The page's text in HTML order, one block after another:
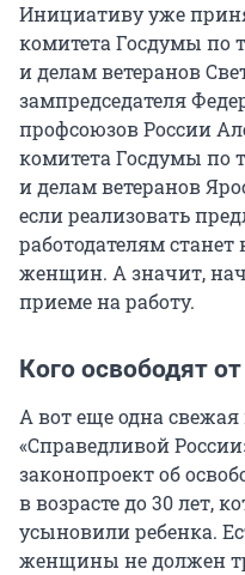
Инициативу уже
комитета Госдумы по
и делам ветеранов
зампредседателя
профсоюзов России
комитета Госдумы по
и делам ветеранов
если реализовать
работодателям
женщин. А значит,
приеме на работу.
Кого освободят
А вот еще одна
«Справедливой
законопроект об
в возрасте до 30 лет,
усыновили ребенка.
женщины не должен